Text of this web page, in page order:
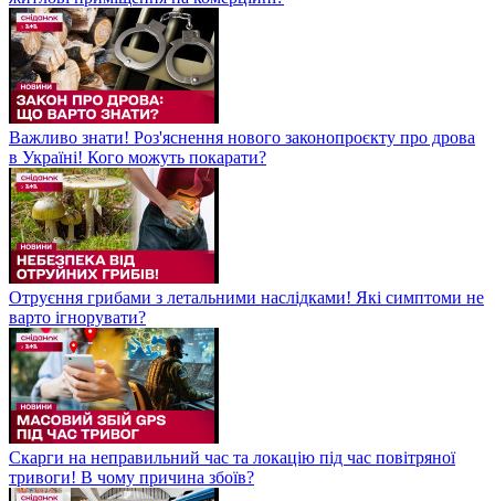
Важливо знати! Роз'яснення нового законопроєкту про дрова
в Україні! Кого можуть покарати?
Отруєння грибами з летальними наслідками! Які симптоми не
варто ігнорувати?
Скарги на неправильний час та локацію під час повітряної
тривоги! В чому причина збоїв?